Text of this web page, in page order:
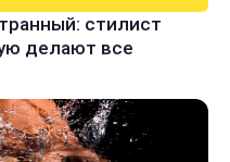
стилист
делают все